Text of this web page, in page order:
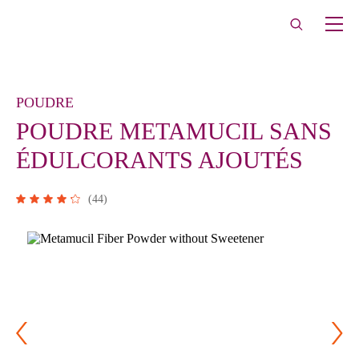
POUDRE
POUDRE METAMUCIL SANS
ÉDULCORANTS AJOUTÉS
(44)